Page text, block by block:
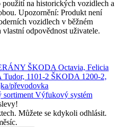
na historických vozidlech a
Upozornění: Produkt není
vozidlech v běžném
odpovědnost uživatele.
ŠKODA Octavia, Felicia
1101-2 ŠKODA 1200-2,
převodovka
sortiment Výfukový systém
Můžete se kdykoli odhlásit.